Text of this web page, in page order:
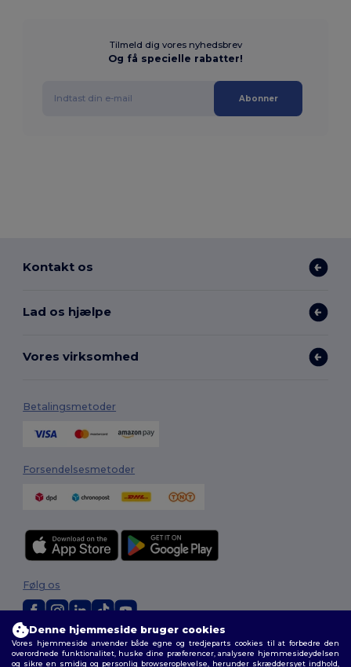
Tilmeld dig vores nyhedsbrev
Og få specielle rabatter!
Abonner
Kontakt os
Lad os hjælpe
Vores virksomhed
Betalingsmetoder
Forsendelsesmetoder
2026. Alle rettigheder forbeholdes
Vilkår og Betingelser|Tilpasset politik|Fortrolighedspolitik|Politik for
Følg os
Denne hjemmeside bruger cookies
Vores hjemmeside anvender både egne og tredjeparts cookies til at forbedre den
overordnede funktionalitet, huske dine præferencer, analysere hjemmesideydelsen
og sikre en smidig og personlig browseroplevelse, herunder skræddersyet indhold,